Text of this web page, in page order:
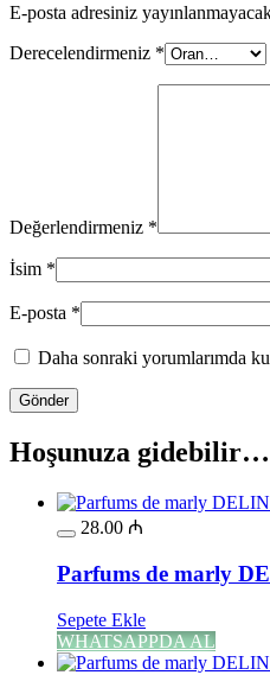
E-posta adresiniz
Derecelendirmeniz *
Değerlendirmeniz *
İsim *
E-posta *
Daha sonraki yorumlarımda
Hoşunuza gidebilir…
28.00 ₼
Parfums de marly
Sepete Ekle
WHATSAPPDA AL